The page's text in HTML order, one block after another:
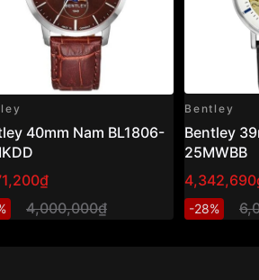
40mm Nam BL1806-
4,000,000₫
Bentley
Bentley
25MWBB
-28%